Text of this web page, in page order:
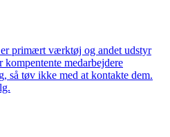
primært værktøj og andet udstyr
medarbejdere
så tøv ikke med at kontakte dem.